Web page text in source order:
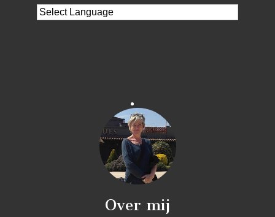
Over mij